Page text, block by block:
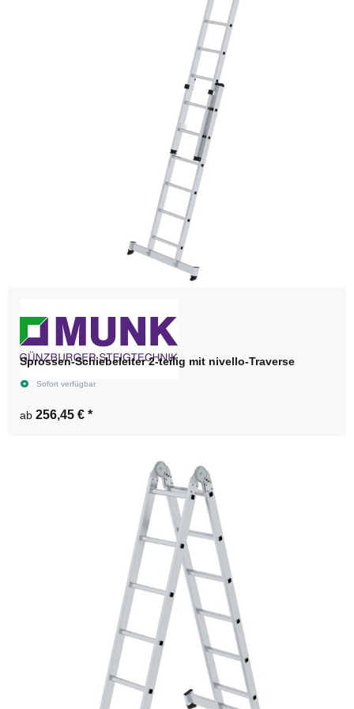
Sprossen-Schiebeleiter 2-teilig mit nivello-Traverse
Sofort verfügbar
ab 256,45 € *